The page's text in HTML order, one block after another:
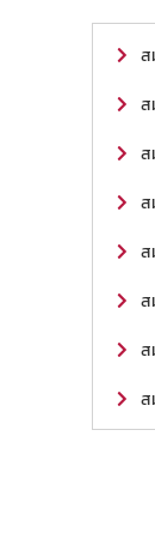
ส
ส
ส
ส
ส
ส
ส
ส